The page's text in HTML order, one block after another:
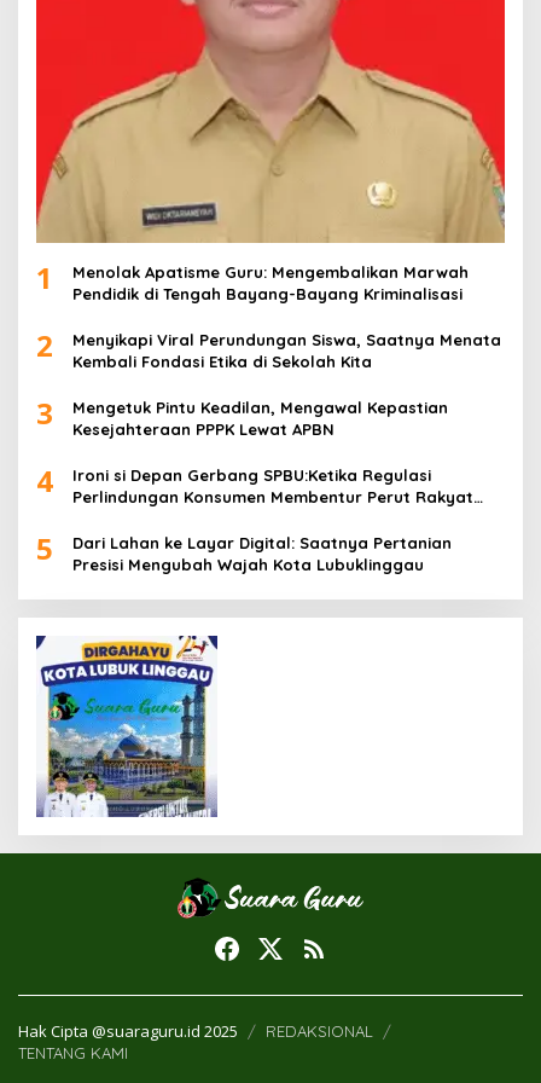
1
Menolak Apatisme Guru: Mengembalikan Marwah
Pendidik di Tengah Bayang-Bayang Kriminalisasi
2
Menyikapi Viral Perundungan Siswa, Saatnya Menata
Kembali Fondasi Etika di Sekolah Kita
3
Mengetuk Pintu Keadilan, Mengawal Kepastian
Kesejahteraan PPPK Lewat APBN
4
Ironi si Depan Gerbang SPBU:Ketika Regulasi
Perlindungan Konsumen Membentur Perut Rakyat
5
Dari Lahan ke Layar Digital: Saatnya Pertanian
Presisi Mengubah Wajah Kota Lubuklinggau
Hak Cipta @suaraguru.id 2025
REDAKSIONAL
TENTANG KAMI